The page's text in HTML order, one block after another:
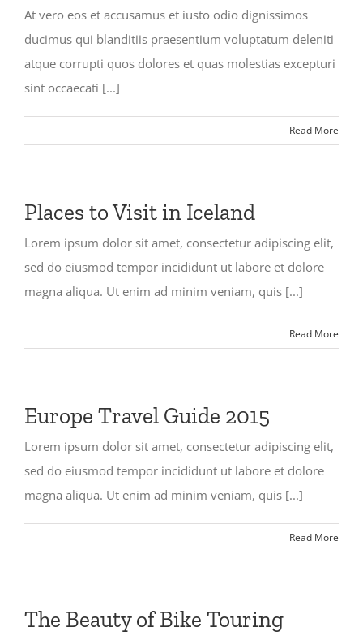
At vero eos et accusamus et iusto odio dignissimos
ducimus qui blanditiis praesentium voluptatum deleniti
atque corrupti quos dolores et quas molestias excepturi
sint occaecati [...]
Read More
Places to Visit in Iceland
Lorem ipsum dolor sit amet, consectetur adipiscing elit,
sed do eiusmod tempor incididunt ut labore et dolore
magna aliqua. Ut enim ad minim veniam, quis [...]
Read More
Europe Travel Guide 2015
Lorem ipsum dolor sit amet, consectetur adipiscing elit,
sed do eiusmod tempor incididunt ut labore et dolore
magna aliqua. Ut enim ad minim veniam, quis [...]
Read More
The Beauty of Bike Touring